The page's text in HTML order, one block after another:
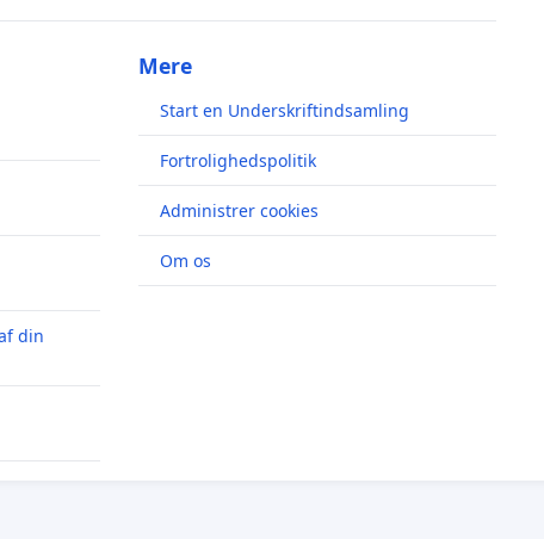
din
Mere
Start en Underskriftindsamling
Fortrolighedspolitik
Administrer cookies
Om os